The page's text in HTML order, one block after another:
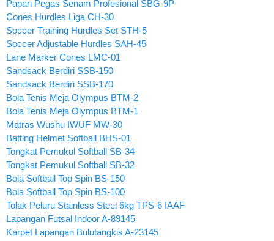
Papan Pegas Senam Profesional SBG-9P
Cones Hurdles Liga CH-30
Soccer Training Hurdles Set STH-5
Soccer Adjustable Hurdles SAH-45
Lane Marker Cones LMC-01
Sandsack Berdiri SSB-150
Sandsack Berdiri SSB-170
Bola Tenis Meja Olympus BTM-2
Bola Tenis Meja Olympus BTM-1
Matras Wushu IWUF MW-30
Batting Helmet Softball BHS-01
Tongkat Pemukul Softball SB-34
Tongkat Pemukul Softball SB-32
Bola Softball Top Spin BS-150
Bola Softball Top Spin BS-100
Tolak Peluru Stainless Steel 6kg TPS-6 IAAF
Lapangan Futsal Indoor A-89145
Karpet Lapangan Bulutangkis A-23145